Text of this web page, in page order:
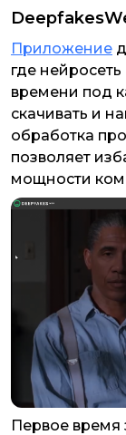
Приложение
где
времени под
скачивать и
обработка
позволяет
мощности
Первое время